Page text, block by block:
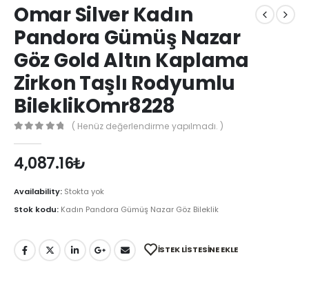
Omar Silver Kadın
Pandora Gümüş Nazar
Göz Gold Altın Kaplama
Zirkon Taşlı Rodyumlu
BileklikOmr8228
( Henüz değerlendirme yapılmadı. )
4,087.16₺
Availability: Stokta yok
Stok kodu: Kadın Pandora Gümüş Nazar Göz Bileklik
İSTEK LISTESINE EKLE